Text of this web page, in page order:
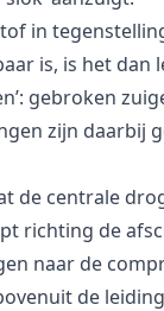
in
is, is het dan
gebroken
zijn daarbij
de centrale
richting de
naar de
de